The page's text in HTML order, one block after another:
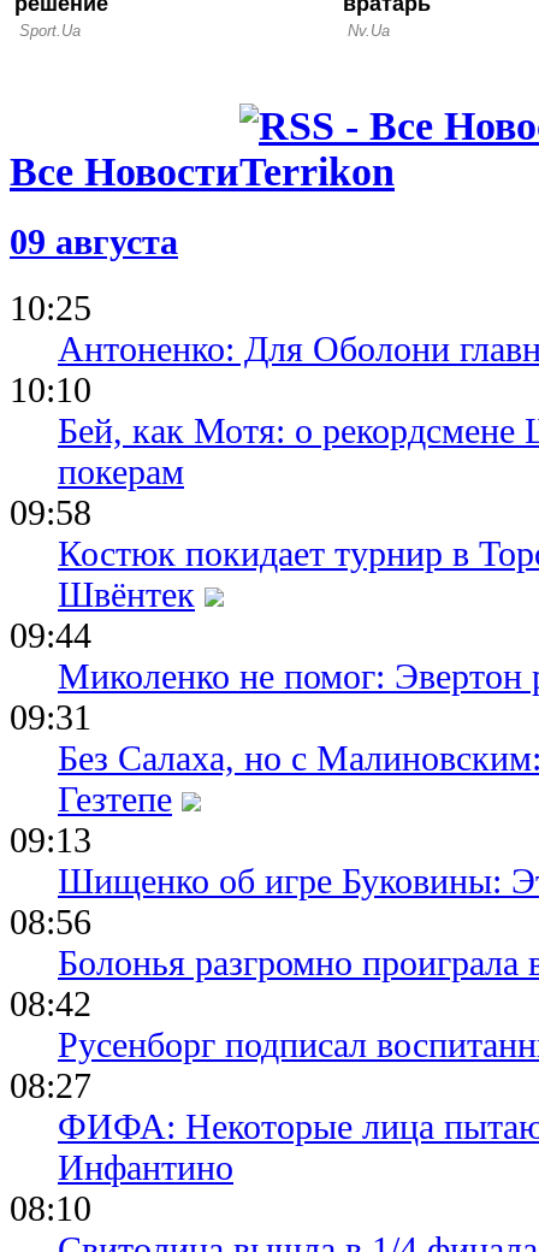
Все Новости
09 августа
10:25
Антоненко: Для Оболони
10:10
Бей, как Мотя: о рекордсмене
покерам
09:58
Костюк покидает турнир в
Швёнтек
09:44
Миколенко не помог: Эвертон
09:31
Без Салаха, но с
Гезтепе
09:13
Шищенко об игре Буковины:
08:56
Болонья разгромно
08:42
Русенборг подписал
08:27
ФИФА: Некоторые лица
Инфантино
08:10